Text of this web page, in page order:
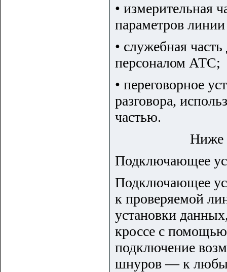
• измерительная
параметров
• служебная
персоналом АТС;
• переговорное
разговора,
частью.
Ниже
Подключающее
Подключающее
к проверяемой
установки
кроссе с
подключение
шнуров — к